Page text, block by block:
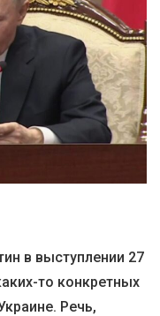
в выступлении 27
то конкретных
Речь,